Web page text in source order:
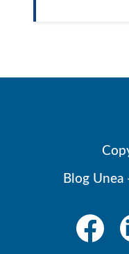
Blog Unea